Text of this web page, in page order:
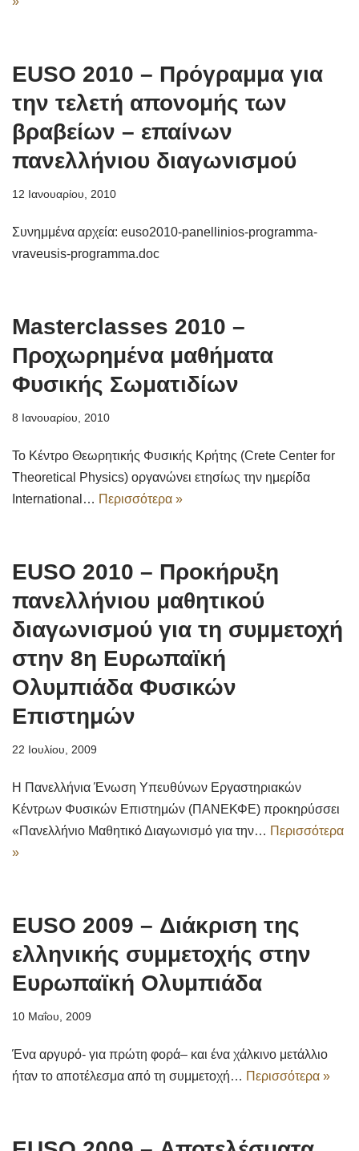
EUSO 2010 – Πρόγραμμα για
την τελετή απονομής των
βραβείων – επαίνων
πανελλήνιου διαγωνισμού
12 Ιανουαρίου, 2010
Συνημμένα αρχεία: euso2010-panellinios-programma-
vraveusis-programma.doc
Masterclasses 2010 –
Προχωρημένα μαθήματα
Φυσικής Σωματιδίων
8 Ιανουαρίου, 2010
Το Κέντρο Θεωρητικής Φυσικής Κρήτης (Crete Center for
Theoretical Physics) οργανώνει ετησίως την ημερίδα
International… Περισσότερα »
EUSO 2010 – Προκήρυξη
πανελλήνιου μαθητικού
διαγωνισμού για τη συμμετοχή
στην 8η Ευρωπαϊκή
Ολυμπιάδα Φυσικών
Επιστημών
22 Ιουλίου, 2009
Η Πανελλήνια Ένωση Υπευθύνων Εργαστηριακών
Κέντρων Φυσικών Επιστημών (ΠΑΝΕΚΦΕ) προκηρύσσει
«Πανελλήνιο Μαθητικό Διαγωνισμό για την… Περισσότερα
»
EUSO 2009 – Διάκριση της
ελληνικής συμμετοχής στην
Ευρωπαϊκή Ολυμπιάδα
10 Μαΐου, 2009
Ένα αργυρό- για πρώτη φορά– και ένα χάλκινο μετάλλιο
ήταν το αποτέλεσμα από τη συμμετοχή… Περισσότερα »